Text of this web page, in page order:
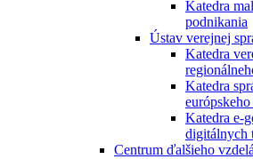
Katedra
podnikania
Ústav verejnej
Katedra
Katedra
európskeho
Katedra e-
digitálnych
Centrum ďalšieho